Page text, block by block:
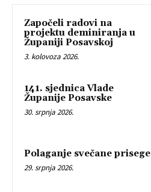
Započeli radovi na
projektu deminiranja u
Županiji Posavskoj
3. kolovoza 2026.
141. sjednica Vlade
Županije Posavske
30. srpnja 2026.
Polaganje svečane prisege
29. srpnja 2026.